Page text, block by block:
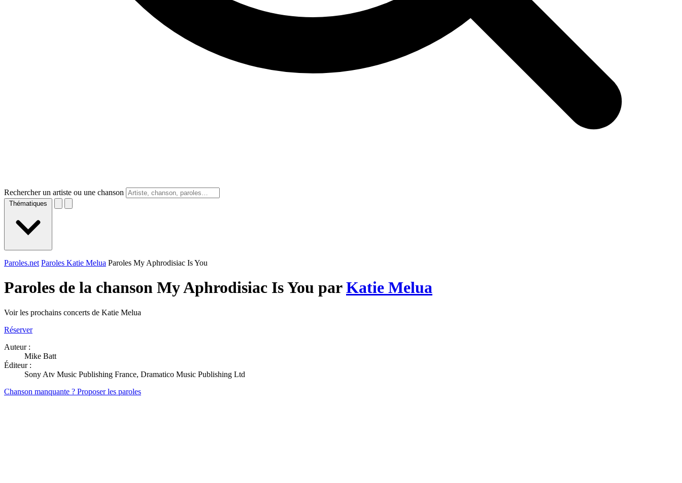
Rechercher un artiste ou une chanson
Thématiques
Paroles.net Paroles Katie Melua Paroles My Aphrodisiac Is You
Paroles de la chanson My Aphrodisiac Is You parKatie Melua
Voir les prochains concerts de Katie Melua
Réserver
Auteur :
Mike Batt
Éditeur :
Sony Atv Music Publishing France, Dramatico Music Publishing Ltd
Chanson manquante ? Proposer les paroles